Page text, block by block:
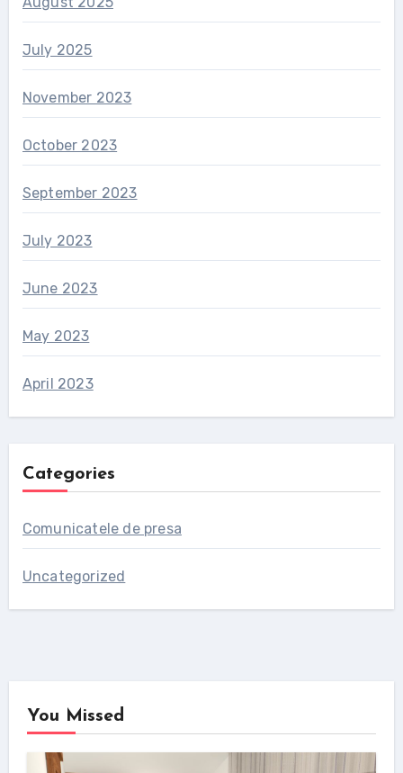
July 2025
November 2023
October 2023
September 2023
July 2023
June 2023
May 2023
April 2023
Categories
Comunicatele de presa
Uncategorized
You Missed